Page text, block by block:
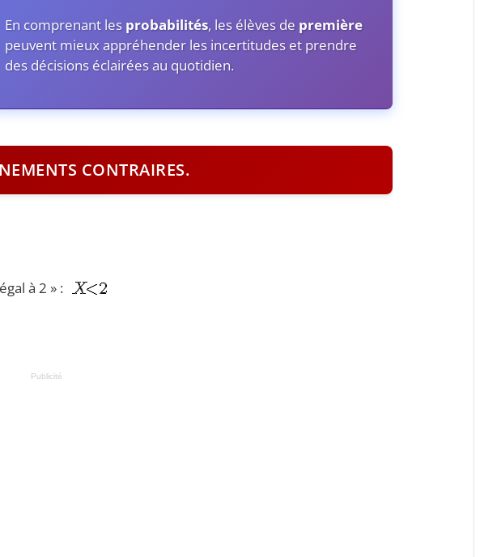
En comprenant les probabilités, les élèves de première
peuvent mieux appréhender les incertitudes et prendre
des décisions éclairées au quotidien.
CONTRAIRES.
à 2 » :
Publicité